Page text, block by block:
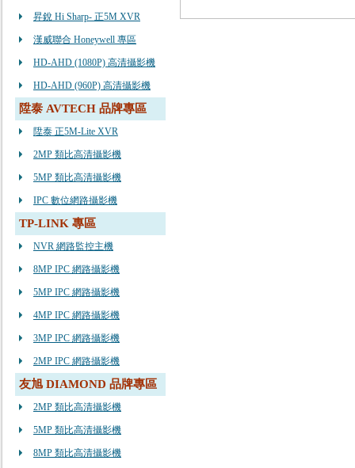
昇銳 Hi Sharp- 正5M XVR
漢威聯合 Honeywell 專區
HD-AHD (1080P) 高清攝影機
HD-AHD (960P) 高清攝影機
陞泰 AVTECH 品牌專區
陞泰 正5M-Lite XVR
2MP 類比高清攝影機
5MP 類比高清攝影機
IPC 數位網路攝影機
TP-LINK 專區
NVR 網路監控主機
8MP IPC 網路攝影機
5MP IPC 網路攝影機
4MP IPC 網路攝影機
3MP IPC 網路攝影機
2MP IPC 網路攝影機
友旭 DIAMOND 品牌專區
2MP 類比高清攝影機
5MP 類比高清攝影機
8MP 類比高清攝影機